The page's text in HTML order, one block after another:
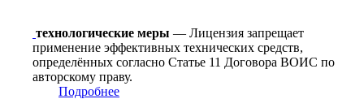
технологические меры — Лицензия запрещает
применение эффективных технических средств,
определённых согласно Статье 11 Договора ВОИС по
авторскому праву.
Подробнее